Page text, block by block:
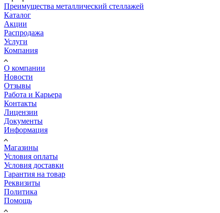
Преимущества металлический стеллажей
Каталог
Акции
Распродажа
Услуги
Компания
О компании
Новости
Отзывы
Работа и Карьера
Контакты
Лицензии
Документы
Информация
Магазины
Условия оплаты
Условия доставки
Гарантия на товар
Реквизиты
Политика
Помощь